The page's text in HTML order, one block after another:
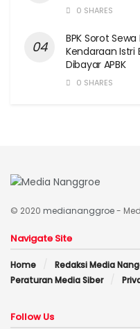
0 SHARES
BPK Sorot
Kendaraan Istri
Dibayar APBK
0 SHARES
© 2020 mediananggroe-
Navigate Site
Home Redaksi Media
Peraturan Media Siber
Follow Us